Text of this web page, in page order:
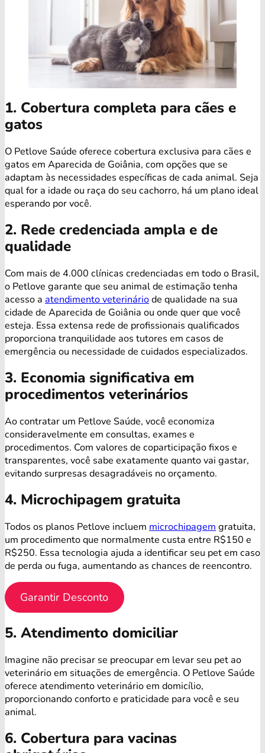
1. Cobertura completa para cães e
gatos
O Petlove Saúde oferece cobertura exclusiva para cães e
gatos em Aparecida de Goiânia, com opções que se
adaptam às necessidades específicas de cada animal. Seja
qual for a idade ou raça do seu cachorro, há um plano ideal
esperando por você.
2. Rede credenciada ampla e de
qualidade
Com mais de 4.000 clínicas credenciadas em todo o Brasil,
o Petlove garante que seu animal de estimação tenha
acesso a atendimento veterináriode qualidade na sua
cidade de Aparecida de Goiânia ou onde quer que você
esteja. Essa extensa rede de profissionais qualificados
proporciona tranquilidade aos tutores em casos de
emergência ou necessidade de cuidados especializados.
3. Economia significativa em
procedimentos veterinários
Ao contratar um Petlove Saúde, você economiza
consideravelmente em consultas, exames e
procedimentos. Com valores de coparticipação fixos e
transparentes, você sabe exatamente quanto vai gastar,
evitando surpresas desagradáveis no orçamento.
4. Microchipagem gratuita
Todos os planos Petlove incluem microchipagem gratuita,
um procedimento que normalmente custa entre R$150 e
R$250. Essa tecnologia ajuda a identificar seu pet em caso
de perda ou fuga, aumentando as chances de reencontro.
Garantir Desconto
5. Atendimento domiciliar
Imagine não precisar se preocupar em levar seu pet ao
veterinário em situações de emergência. O Petlove Saúde
oferece atendimento veterinário em domicílio,
proporcionando conforto e praticidade para você e seu
animal.
6. Cobertura para vacinas